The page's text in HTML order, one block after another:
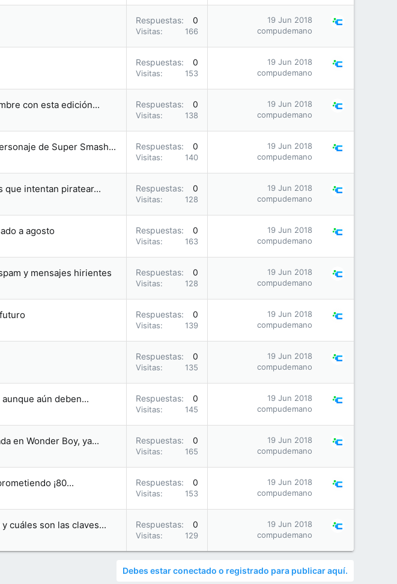
Respuestas 0
Visitas 166
19 Jun 2018
compudemano
Respuestas 0
Visitas 153
19 Jun 2018
compudemano
con esta edición... Respuestas 0
Visitas 138
19 Jun 2018
compudemano
de Super Smash... Respuestas 0
Visitas 140
19 Jun 2018
compudemano
que intentan piratear... Respuestas 0
Visitas 128
19 Jun 2018
compudemano
a agosto Respuestas 0
Visitas 163
19 Jun 2018
compudemano
y mensajes hirientes Respuestas 0
Visitas 128
19 Jun 2018
compudemano
Respuestas 0
Visitas 139
19 Jun 2018
compudemano
Respuestas 0
Visitas 135
19 Jun 2018
compudemano
aún deben... Respuestas 0
Visitas 145
19 Jun 2018
compudemano
en Wonder Boy, ya... Respuestas 0
Visitas 165
19 Jun 2018
compudemano
¡80... Respuestas 0
Visitas 153
19 Jun 2018
compudemano
cuáles son las claves... Respuestas 0
Visitas 129
19 Jun 2018
compudemano
Debes estar conectado o registrado para publicar aquí.